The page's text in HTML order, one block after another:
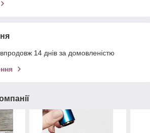
14 днів за домовленістю